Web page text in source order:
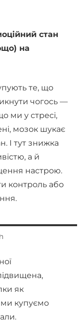
стан
на
те, що
чогось —
ми у стресі,
мозок шукає
І тут знижка
а й
настрою.
контроль або
як
ми купуємо